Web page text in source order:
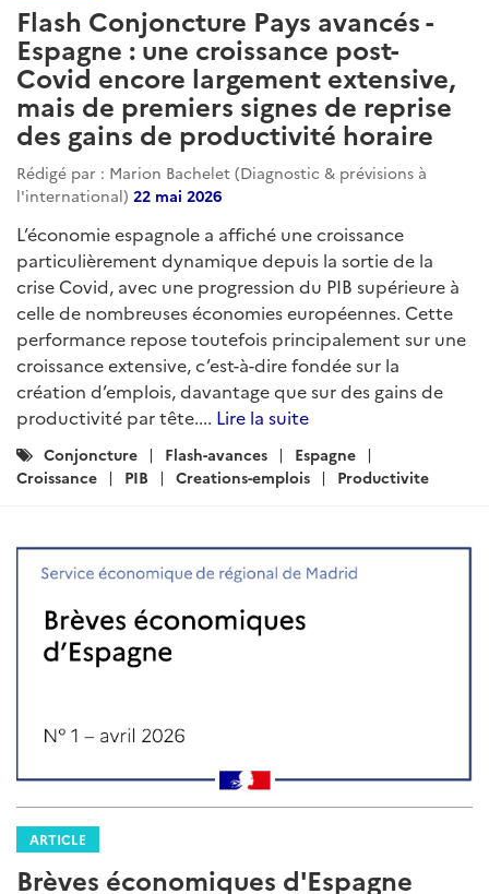
Flash Conjoncture Pays avancés -
Espagne : une croissance post-
Covid encore largement extensive,
mais de premiers signes de reprise
des gains de productivité horaire
Rédigé par : Marion Bachelet (Diagnostic & prévisions à
l'international) 22 mai 2026
L’économie espagnole a affiché une croissance
particulièrement dynamique depuis la sortie de la
crise Covid, avec une progression du PIB supérieure à
celle de nombreuses économies européennes. Cette
performance repose toutefois principalement sur une
croissance extensive, c’est-à-dire fondée sur la
création d’emplois, davantage que sur des gains de
productivité par tête.... Lire la suite
Catégories
:
Conjoncture Flash-avances
Espagne
Croissance
PIB Creations-emplois Productivite
ARTICLE
Brèves économiques d'Espagne